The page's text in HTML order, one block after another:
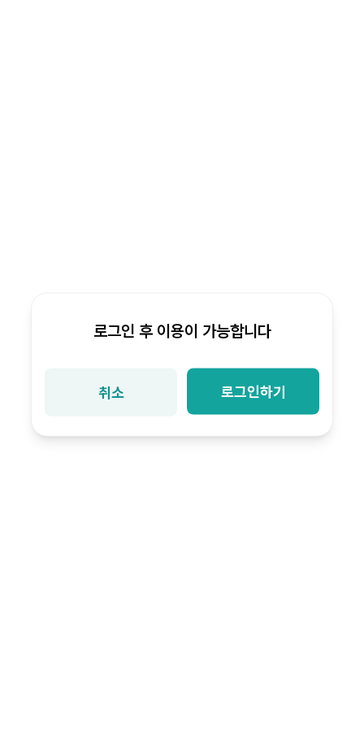
로그인 후 이용이 가능합니다
취소 로그인하기